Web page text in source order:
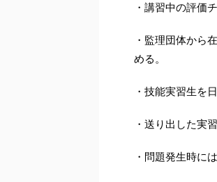
・講習中の評価
・監理団体から
める。
・技能実習生を
・送り出した実
・問題発生時に